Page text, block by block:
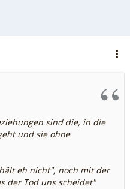
sind die, in die
und sie ohne
eh nicht", noch mit der
der Tod uns scheidet"